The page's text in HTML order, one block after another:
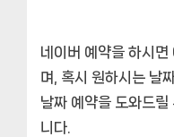
네이버 예약을 하시면
며, 혹시 원하시는 날
날짜 예약을 도와드
니다.